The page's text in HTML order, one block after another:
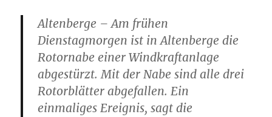
Altenberge – Am frühen
Dienstagmorgen ist in Altenberge die
Rotornabe einer Windkraftanlage
abgestürzt. Mit der Nabe sind alle drei
Rotorblätter abgefallen. Ein
einmaliges Ereignis, sagt die